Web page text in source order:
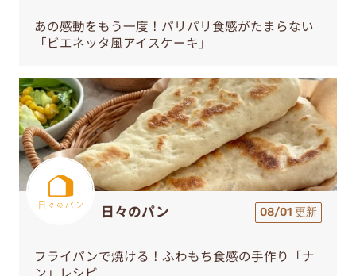
あの感動をもう一度！パリパリ食感がたまらない
「ビエネッタ風アイスケーキ」
日々のパン 08/01 更新
フライパンで焼ける！ふわもち食感の手作り「ナ
ン」レシピ